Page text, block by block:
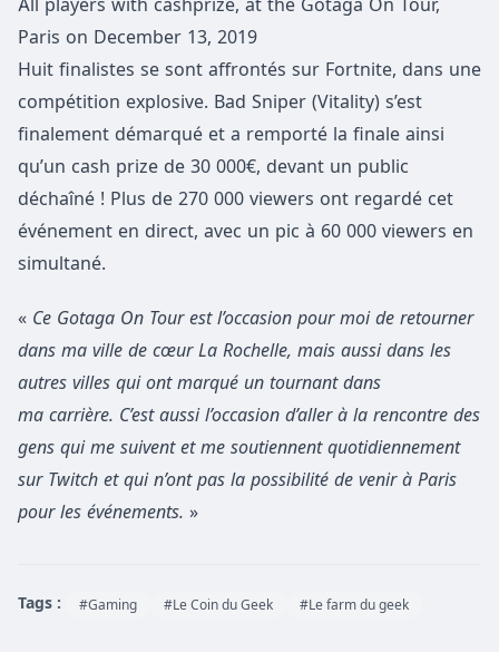
All players with cashprize, at the Gotaga On Tour,
Paris on December 13, 2019
Huit finalistes se sont affrontés sur Fortnite, dans une
compétition explosive. Bad Sniper (Vitality) s’est
finalement démarqué et a remporté la finale ainsi
qu’un cash prize de 30 000€, devant un public
déchaîné ! Plus de 270 000 viewers ont regardé cet
événement en direct, avec un pic à 60 000 viewers en
simultané.
« Ce Gotaga On Tour est l’occasion pour moi de retourner
dans ma ville de cœur La Rochelle, mais aussi dans les
autres villes qui ont marqué un tournant dans
ma carrière. C’est aussi l’occasion d’aller à la rencontre des
gens qui me suivent et me soutiennent quotidiennement
sur Twitch et qui n’ont pas la possibilité de venir à Paris
pour les événements. »
Tags : #Gaming #Le Coin du Geek #Le farm du geek